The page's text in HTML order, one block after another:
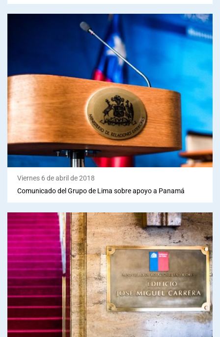
Viernes 6 de abril de 2018
Comunicado del Grupo de Lima sobre apoyo a Panamá